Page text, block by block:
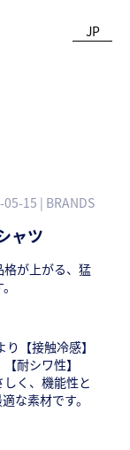
JP
05-15 | BRANDS
ャツ
が上がる、猛
【接触冷感】
耐シワ性】
しく、機能性と
な素材です。